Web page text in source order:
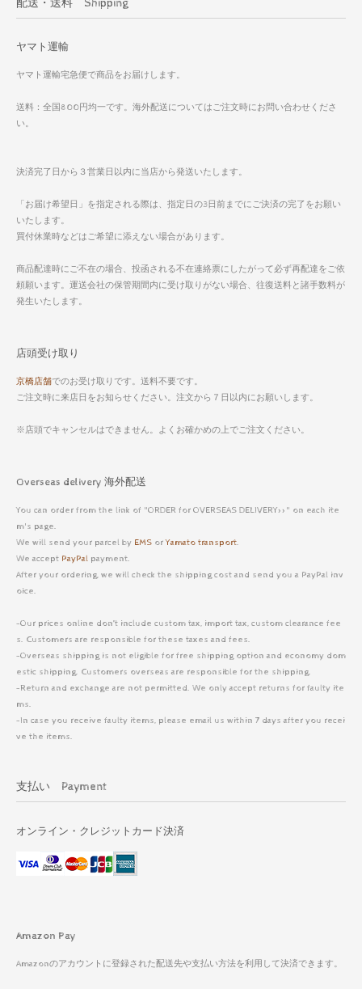
配送・送料 Shipping
ヤマト運輸
ヤマト運輸宅急便で商品をお届けします。
送料：全国800円均一です。海外配送についてはご注文時にお問い合わせくださ
い。
決済完了日から３営業日以内に当店から発送いたします。
「お届け希望日」を指定される際は、指定日の3日前までにご決済の完了をお願い
いたします。
買付休業時などはご希望に添えない場合があります。
商品配達時にご不在の場合、投函される不在連絡票にしたがって必ず再配達をご依
頼願います。運送会社の保管期間内に受け取りがない場合、往復送料と諸手数料が
発生いたします。
店頭受け取り
京橋店舗でのお受け取りです。送料不要です。
ご注文時に来店日をお知らせください。注文から７日以内にお願いします。
※店頭でキャンセルはできません。よくお確かめの上でご注文ください。
Overseas delivery 海外配送
You can order from the link of "ORDER for OVERSEAS DELIVERY>>" on each ite
m's page.
We will send your parcel by EMS orYamato transport.
We accept PayPal payment.
After your ordering, we will check the shipping cost and send you a PayPal inv
oice.
-Our prices online don’t include custom tax, import tax, custom clearance fee
s. Customers are responsible for these taxes and fees.
-Overseas shipping is not eligible for free shipping option and economy dom
estic shipping. Customers overseas are responsible for the shipping.
-Return and exchange are not permitted. We only accept returns for faulty ite
ms.
-In case you receive faulty items, please email us within 7 days after you recei
ve the items.
支払い Payment
オンライン・クレジットカード決済
Amazon Pay
Amazonのアカウントに登録された配送先や支払い方法を利用して決済できます。